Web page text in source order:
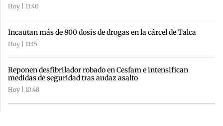
Hoy | 11:40
Incautan más de 800 dosis de drogas en la cárcel de Talca
Hoy | 11:15
Reponen desfibrilador robado en Cesfam e intensifican
medidas de seguridad tras audaz asalto
Hoy | 10:48